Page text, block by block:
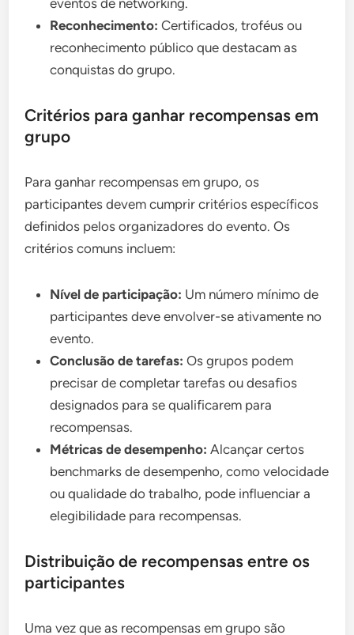
eventos de networking.
Reconhecimento: Certificados, troféus ou
reconhecimento público que destacam as
conquistas do grupo.
Critérios para ganhar recompensas em
grupo
Para ganhar recompensas em grupo, os
participantes devem cumprir critérios específicos
definidos pelos organizadores do evento. Os
critérios comuns incluem:
Nível de participação: Um número mínimo de
participantes deve envolver-se ativamente no
evento.
Conclusão de tarefas: Os grupos podem
precisar de completar tarefas ou desafios
designados para se qualificarem para
recompensas.
Métricas de desempenho: Alcançar certos
benchmarks de desempenho, como velocidade
ou qualidade do trabalho, pode influenciar a
elegibilidade para recompensas.
Distribuição de recompensas entre os
participantes
Uma vez que as recompensas em grupo são